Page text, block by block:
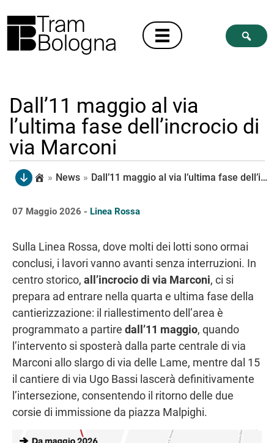
Dall’11 maggio al via
l’ultima fase dell’incrocio di
via Marconi
» News » Dall’11 maggio al via l’ultima fase dell’incrocio di via Marconi
07 Maggio 2026 - Linea Rossa
Sulla Linea Rossa, dove molti dei lotti sono ormai
conclusi, i lavori vanno avanti senza interruzioni. In
centro storico, all’incrocio di via Marconi, ci si
prepara ad entrare nella quarta e ultima fase della
cantierizzazione: il riallestimento dell’area è
programmato a partire dall’11 maggio, quando
l’intervento si sposterà dalla parte centrale di via
Marconi allo slargo di via delle Lame, mentre dal 15
il cantiere di via Ugo Bassi lascerà definitivamente
l’intersezione, consentendo il ritorno delle due
corsie di immissione da piazza Malpighi.